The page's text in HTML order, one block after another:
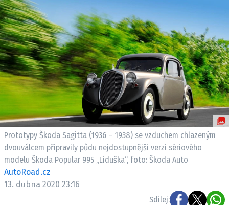
TECHNIKA
EKONOMIKA
ČESKÝ TRH
TUNING
PROFI
ELEKTRO
NOVINKY ZE SVĚTA EV
TESTY ELEKTROMOBILŮ
TRH S ELEKTROMOBILY
Prototypy Škoda Sagitta (1936 – 1938) se vzduchem chlazeným
dvouválcem připravily půdu nejdostupnější verzi sériového
modelu Škoda Popular 995 „Liduška“, foto: Škoda Auto
AutoRoad.cz
13. dubna 2020 23:16
Sdílej: